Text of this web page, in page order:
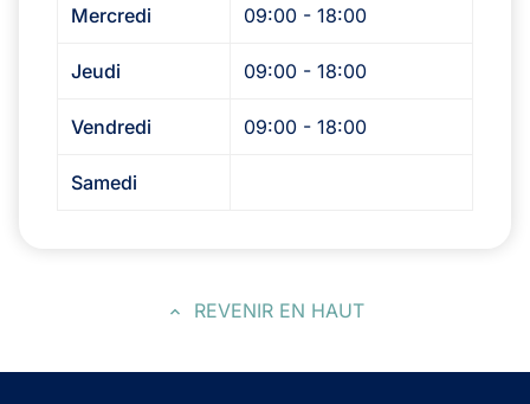
Mercredi 09:00 - 18:00
Jeudi 09:00 - 18:00
Vendredi 09:00 - 18:00
Samedi
REVENIR EN HAUT